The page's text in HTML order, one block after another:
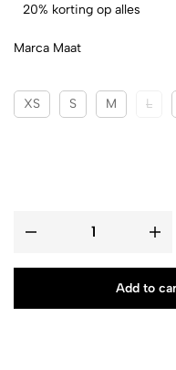
20% korting op alles
Marca Maat
XS S M L
Add to